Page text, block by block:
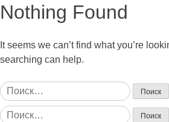
Nothing Found
It seems we can’t find what you’re
searching can help.
Найти:
Найти: